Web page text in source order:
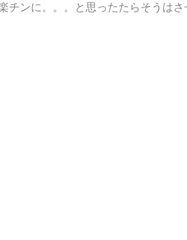
チンに。。。と思ったたらそうは